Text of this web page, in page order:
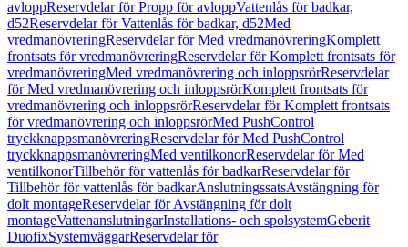
avloppReservdelar för Propp för avloppVattenlås för badkar,
d52Reservdelar för Vattenlås för badkar, d52Med
vredmanövreringReservdelar för Med vredmanövreringKomplett
frontsats för vredmanövreringReservdelar för Komplett frontsats för
vredmanövreringMed vredmanövrering och inloppsrörReservdelar
för Med vredmanövrering och inloppsrörKomplett frontsats för
vredmanövrering och inloppsrörReservdelar för Komplett frontsats
för vredmanövrering och inloppsrörMed PushControl
tryckknappsmanövreringReservdelar för Med PushControl
tryckknappsmanövreringMed ventilkonorReservdelar för Med
ventilkonorTillbehör för vattenlås för badkarReservdelar för
Tillbehör för vattenlås för badkarAnslutningssatsAvstängning för
dolt montageReservdelar för Avstängning för dolt
montageVattenanslutningarInstallations- och spolsystemGeberit
DuofixSystemväggarReservdelar för